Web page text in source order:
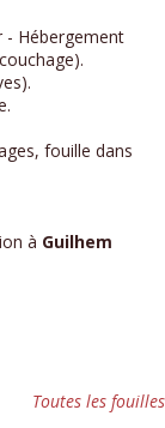
- Hébergement
fouille dans
à Guilhem
Toutes les fouilles